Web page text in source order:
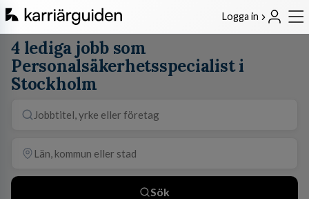
Logga in
4 lediga jobb som
Personalsäkerhetsspecialist i
Stockholm
Sök